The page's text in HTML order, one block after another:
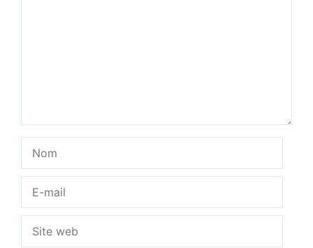
mail
web